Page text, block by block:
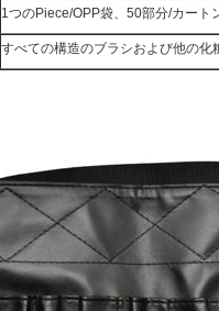
1つのPiece/OPP袋、50部分/カート
すべての構造のブラシおよび他の化